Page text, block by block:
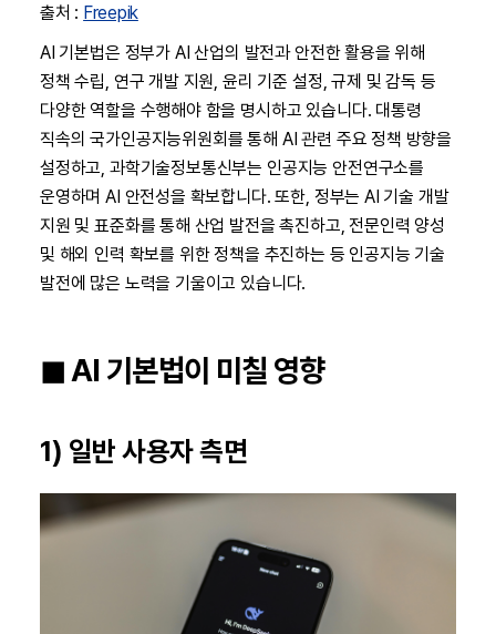
출처 : Freepik
AI 기본법은 정부가 AI 산업의 발전과 안전한 활용을 위해
정책 수립, 연구 개발 지원, 윤리 기준 설정, 규제 및 감독 등
다양한 역할을 수행해야 함을 명시하고 있습니다. 대통령
직속의 국가인공지능위원회를 통해 AI 관련 주요 정책 방향을
설정하고, 과학기술정보통신부는 인공지능 안전연구소를
운영하며 AI 안전성을 확보합니다. 또한, 정부는 AI 기술 개발
지원 및 표준화를 통해 산업 발전을 촉진하고, 전문인력 양성
및 해외 인력 확보를 위한 정책을 추진하는 등 인공지능 기술
발전에 많은 노력을 기울이고 있습니다.
◼︎ AI 기본법이 미칠 영향
1) 일반 사용자 측면